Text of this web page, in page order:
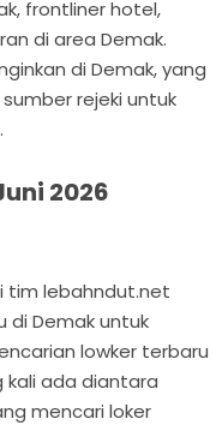
frontliner hotel,
di area Demak.
di Demak, yang
rejeki untuk
2026
tim lebahndut.net
di Demak untuk
lowker terbaru
kali ada diantara
mencari loker